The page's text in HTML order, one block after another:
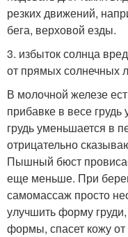
резких движений,
бега, верховой езды.
3. избыток солнца
от прямых солнечных
В молочной железе
прибавке в весе грудь
грудь уменьшается в
отрицательно
Пышный бюст
еще меньше. При
самомассаж просто
улучшить форму
формы, спасет кожу от